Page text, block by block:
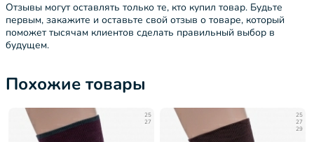
Отзывы могут оставлять только те, кто купил товар. Будьте
первым, закажите и оставьте свой отзыв о товаре, который
поможет тысячам клиентов сделать правильный выбор в
будущем.
Похожие товары
25
27
25
27
29